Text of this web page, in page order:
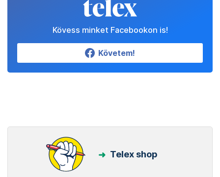
Kövess minket Facebookon is!
Követem!
Telex shop